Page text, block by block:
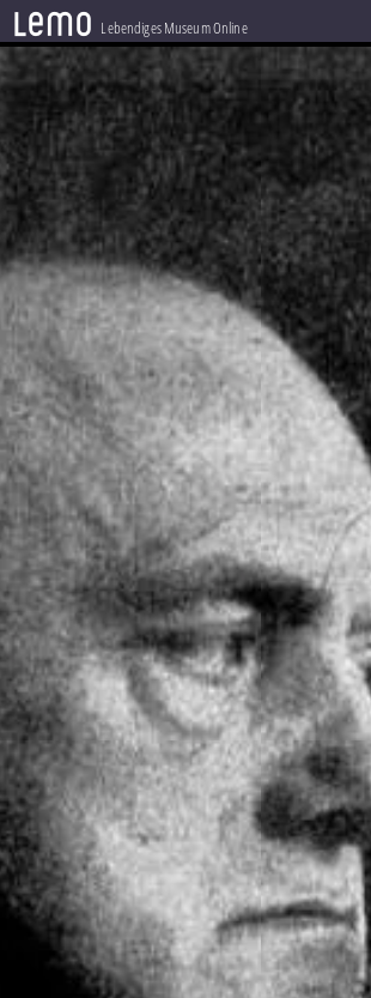
lemo Lebendiges Museum Online
ZEITSTRAHL
THEMEN
ZEITZEUGEN
BESTAND
LERNEN
PROJEKT